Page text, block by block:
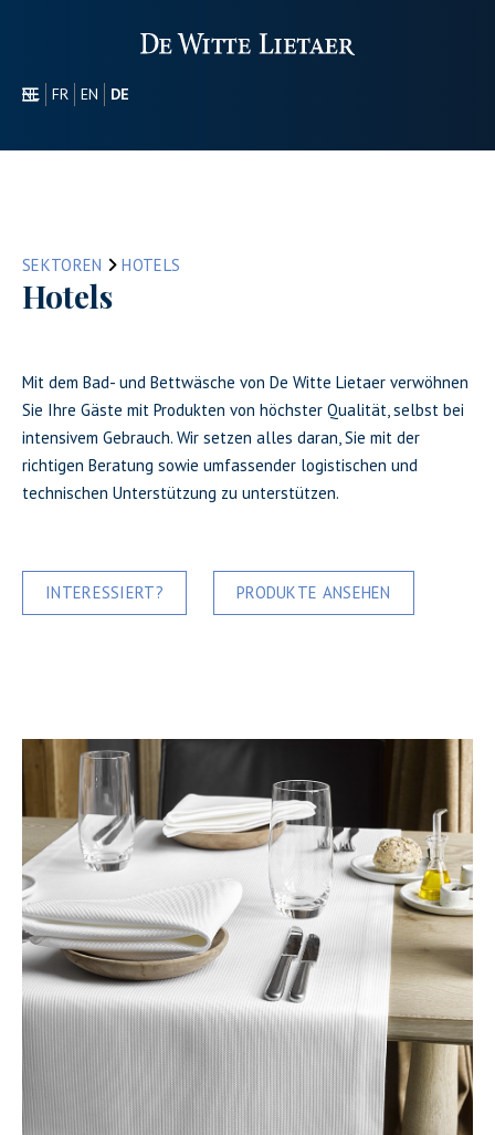
NL FR EN
DE
CONTACT
SEKTOREN HOTELS
Hotels
Mit dem Bad- und Bettwäsche von De Witte Lietaer verwöhnen
Sie Ihre Gäste mit Produkten von höchster Qualität, selbst bei
intensivem Gebrauch. Wir setzen alles daran, Sie mit der
richtigen Beratung sowie umfassender logistischen und
technischen Unterstützung zu unterstützen.
INTERESSIERT? PRODUKTE ANSEHEN